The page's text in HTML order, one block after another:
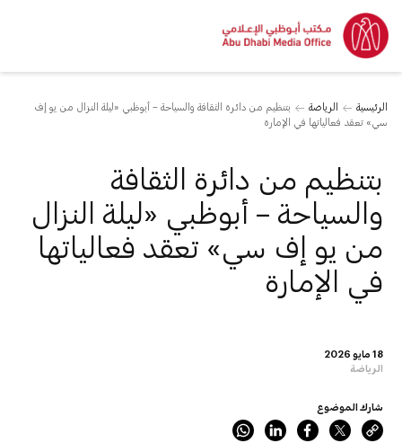
الرئيسية الرياضة
بتنظيم من دائرة الثقافة والسياحة – أبوظبي «ليلة النزال من يو إف
سي» تعقد فعالياتها في الإمارة
18 مايو 2026
الرياضة
بتنظيم من دائرة الثقافة
والسياحة – أبوظبي «ليلة النزال
من يو إف سي» تعقد فعالياتها
في الإمارة
شارك الموضوع